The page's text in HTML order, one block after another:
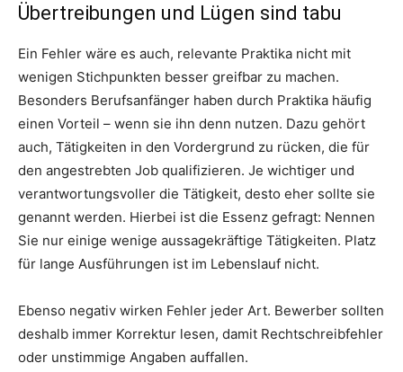
Übertreibungen und Lügen sind tabu
Ein Fehler wäre es auch, relevante Praktika nicht mit
wenigen Stichpunkten besser greifbar zu machen.
Besonders Berufsanfänger haben durch Praktika häufig
einen Vorteil – wenn sie ihn denn nutzen. Dazu gehört
auch, Tätigkeiten in den Vordergrund zu rücken, die für
den angestrebten Job qualifizieren. Je wichtiger und
verantwortungsvoller die Tätigkeit, desto eher sollte sie
genannt werden. Hierbei ist die Essenz gefragt: Nennen
Sie nur einige wenige aussagekräftige Tätigkeiten. Platz
für lange Ausführungen ist im Lebenslauf nicht.
Ebenso negativ wirken Fehler jeder Art. Bewerber sollten
deshalb immer Korrektur lesen, damit Rechtschreibfehler
oder unstimmige Angaben auffallen.